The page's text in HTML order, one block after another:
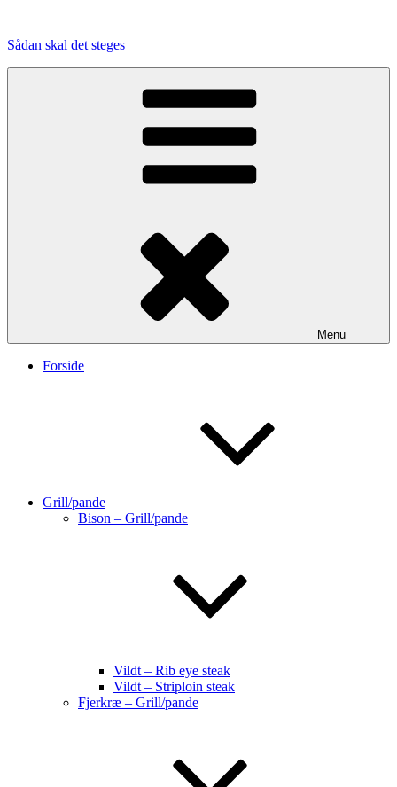
indhold
Sådan skal det steges
Menu
Forside
Grill/pande
Bison – Grill/pande
Vildt – Rib eye steak
Vildt – Striploin steak
Fjerkræ – Grill/pande